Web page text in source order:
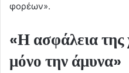
φορέων».
«Η ασφάλεια
μόνο την άμυνα»